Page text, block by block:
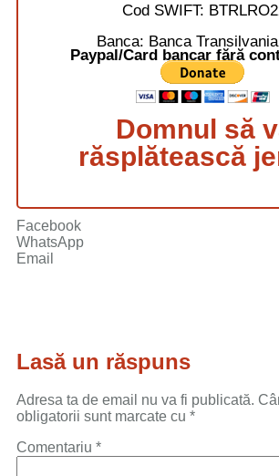
Cod SWIFT:
Banca: Banca
Paypal/Card bancar fără
Domnul să
răsplătească
Facebook
WhatsApp
Email
Lasă un răspuns
Adresa ta de email nu va fi publicată.
obligatorii sunt marcate cu *
Comentariu *